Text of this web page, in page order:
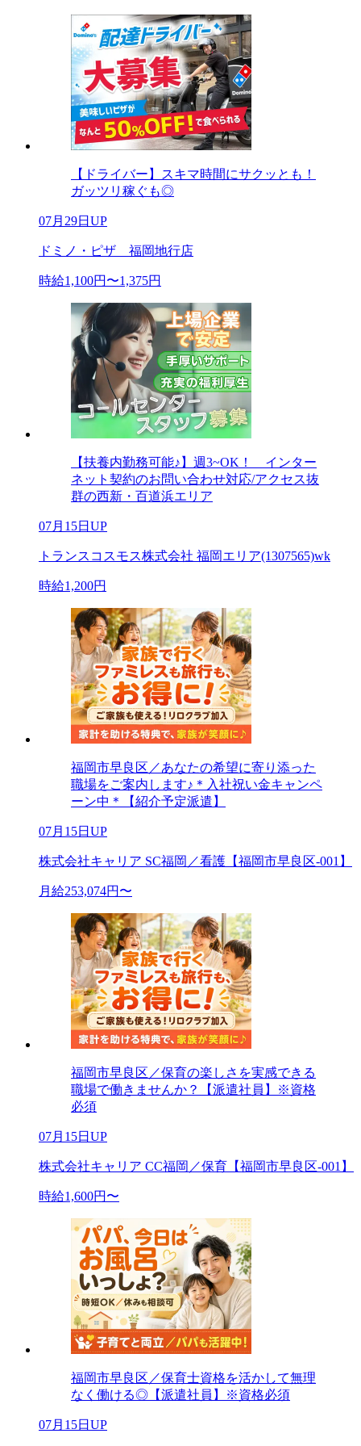
【ドライバー】スキマ時間にサクッとも！
ガッツリ稼ぐも◎
07月29日UP
ドミノ・ピザ 福岡地行店
時給1,100円〜1,375円
【扶養内勤務可能♪】週3~OK！ インター
ネット契約のお問い合わせ対応/アクセス抜
群の西新・百道浜エリア
07月15日UP
トランスコスモス株式会社 福岡エリア(1307565)wk
時給1,200円
福岡市早良区／あなたの希望に寄り添った
職場をご案内します♪＊入社祝い金キャンペ
ーン中＊【紹介予定派遣】
07月15日UP
株式会社キャリア SC福岡／看護【福岡市早良区-001】
月給253,074円〜
福岡市早良区／保育の楽しさを実感できる
職場で働きませんか？【派遣社員】※資格
必須
07月15日UP
株式会社キャリア CC福岡／保育【福岡市早良区-001】
時給1,600円〜
福岡市早良区／保育士資格を活かして無理
なく働ける◎【派遣社員】※資格必須
07月15日UP